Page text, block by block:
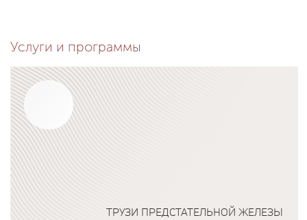
Услуги и программы
ТРУЗИ ПРЕДСТАТЕЛЬНОЙ ЖЕЛЕЗЫ